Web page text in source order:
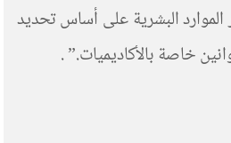
تدبير الموارد البشرية على أساس تحديد
خاصة بالأكاديميات.” .